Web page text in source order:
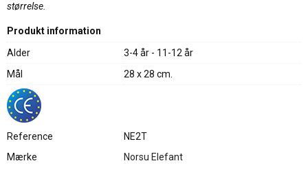
størrelse.
Produkt information
Alder
3-4 år - 11-12 år
Mål
28 x 28 cm.
Reference
NE2T
Mærke
Norsu Elefant